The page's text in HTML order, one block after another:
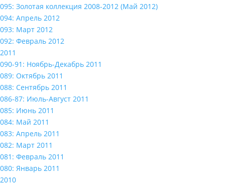
095: Золотая коллекция 2008-2012 (Май 2012)
094: Апрель 2012
093: Март 2012
092: Февраль 2012
2011
090-91: Ноябрь-Декабрь 2011
089: Октябрь 2011
088: Сентябрь 2011
086-87: Июль-Август 2011
085: Июнь 2011
084: Май 2011
083: Апрель 2011
082: Март 2011
081: Февраль 2011
080: Январь 2011
2010